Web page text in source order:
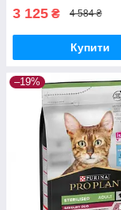
3 125 ₴ 4 584 ₴
Купити
–19%